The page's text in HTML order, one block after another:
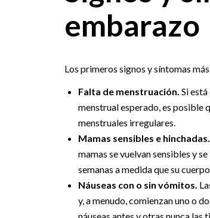
embarazo
Los primeros signos y síntomas
Falta de menstruación. Si
menstrual esperado, es posible
menstruales irregulares.
Mamas sensibles e hinchadas.
mamas se vuelvan sensibles y
semanas a medida que su
Náuseas con o sin vómitos.
y, a menudo, comienzan uno o